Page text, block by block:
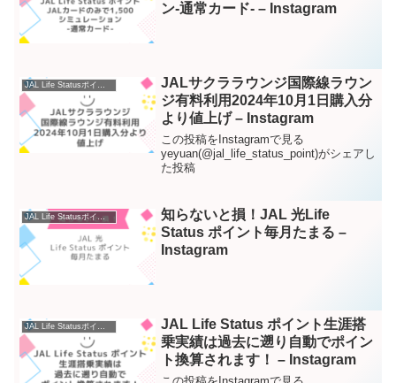
ン-通常カード- – Instagram
JAL Life Statusポイント – Instagram
JALサクララウンジ国際線ラウン
ジ有料利用2024年10月1日購入分
より値上げ – Instagram
この投稿をInstagramで見る
yeyuan(@jal_life_status_point)がシェアし
た投稿
JAL Life Statusポイント – Instagram
知らないと損！JAL 光Life
Status ポイント毎月たまる –
Instagram
JAL Life Statusポイント – Instagram
JAL Life Status ポイント生涯搭
乗実績は過去に遡り自動でポイン
ト換算されます！ – Instagram